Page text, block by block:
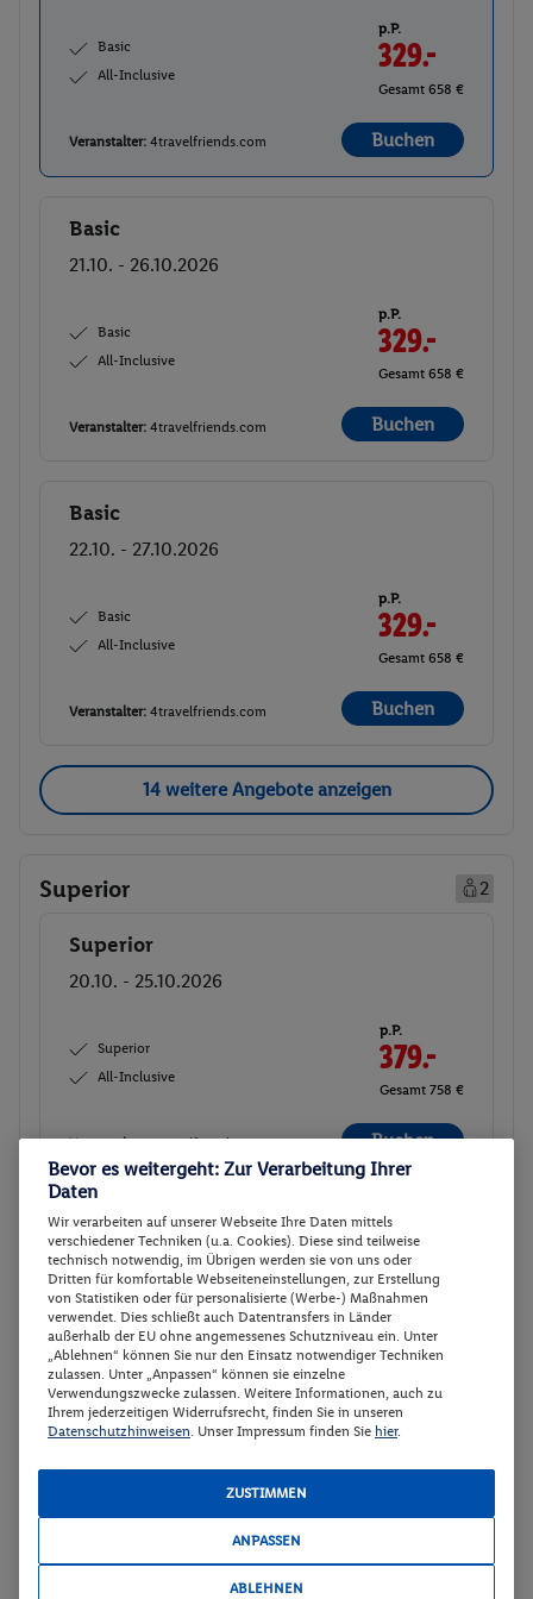
Basic
All-Inclusive
p.P.
329.-
Gesamt 658 €
Veranstalter: 4travelfriends.com Buchen
Buchen
Basic
21.10. - 26.10.2026
Basic
All-Inclusive
p.P.
329.-
Gesamt 658 €
Veranstalter: 4travelfriends.com Buchen
Buchen
Basic
22.10. - 27.10.2026
Basic
All-Inclusive
p.P.
329.-
Gesamt 658 €
Veranstalter: 4travelfriends.com Buchen
14 weitere Angebote anzeigen
Superior 2
Buchen
Superior
20.10. - 25.10.2026
Superior
All-Inclusive
p.P.
379.-
Gesamt 758 €
Veranstalter:4travelfriends.com Buchen
Buchen
Superior
21.10. - 26.10.2026
Superior
All-Inclusive
p.P.
379.-
Veranstalter:4travelfriends.com Buchen
Buchen
Superior
Bevor es weitergeht: Zur Verarbeitung Ihrer
Daten
Wir verarbeiten auf unserer Webseite Ihre Daten mittels
verschiedener Techniken (u.a. Cookies). Diese sind teilweise
technisch notwendig, im Übrigen werden sie von uns oder
Dritten für komfortable Webseiteneinstellungen, zur Erstellung
von Statistiken oder für personalisierte (Werbe-) Maßnahmen
verwendet. Dies schließt auch Datentransfers in Länder
außerhalb der EU ohne angemessenes Schutzniveau ein. Unter
„Ablehnen“ können Sie nur den Einsatz notwendiger Techniken
zulassen. Unter „Anpassen“ können sie einzelne
Verwendungszwecke zulassen. Weitere Informationen, auch zu
Ihrem jederzeitigen Widerrufsrecht, finden Sie in unseren
Datenschutzhinweisen . Unser Impressum finden Sie hier.
ZUSTIMMEN
ANPASSEN
ABLEHNEN